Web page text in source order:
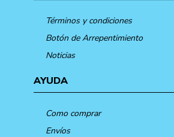
Términos y condiciones
Botón de Arrepentimiento
Noticias
AYUDA
Como comprar
Envíos